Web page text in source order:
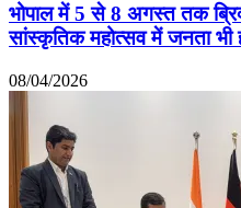
भोपाल में 5 से 8 अगस्त तक
सांस्कृतिक महोत्सव में जनता भी
08/04/2026